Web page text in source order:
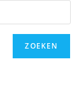
ZOEKEN